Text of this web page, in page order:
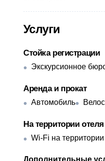
Услуги
Стойка регистрации
Экскурсионное
Аренда и прокат
Автомобиль
На территории отеля
Wi-Fi на территории
Дополнительные